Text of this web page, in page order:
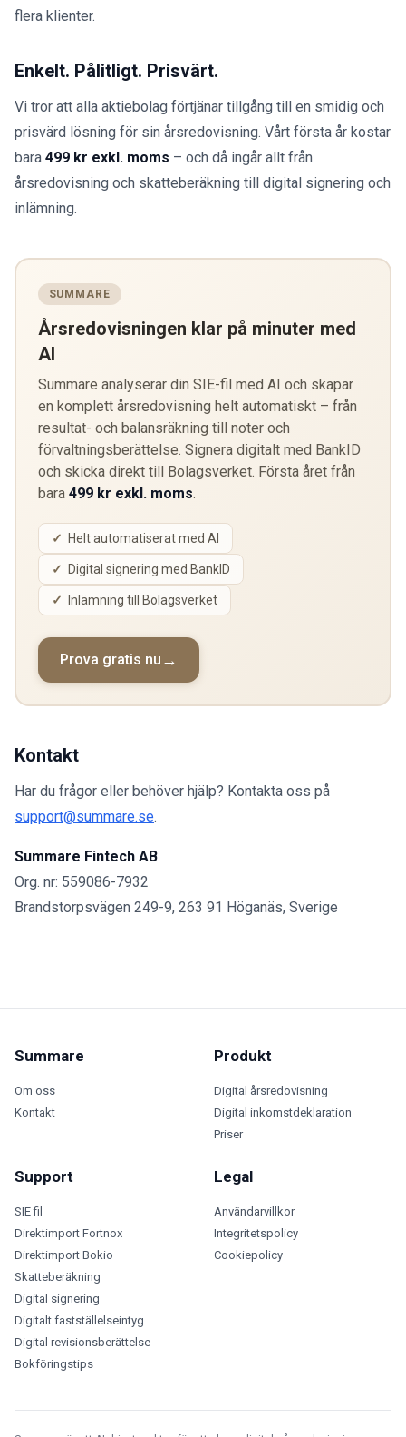
flera klienter.
Enkelt. Pålitligt. Prisvärt.
Vi tror att alla aktiebolag förtjänar tillgång till en smidig och
prisvärd lösning för sin årsredovisning. Vårt första år kostar
bara 499 kr exkl. moms – och då ingår allt från
årsredovisning och skatteberäkning till digital signering och
inlämning.
SUMMARE
Årsredovisningen klar på minuter med
AI
Summare analyserar din SIE-fil med AI och skapar
en komplett årsredovisning helt automatiskt – från
resultat- och balansräkning till noter och
förvaltningsberättelse. Signera digitalt med BankID
och skicka direkt till Bolagsverket. Första året från
bara 499 kr exkl. moms.
Helt automatiserat med AI
Digital signering med BankID
Inlämning till Bolagsverket
Prova gratis nu
Kontakt
Har du frågor eller behöver hjälp? Kontakta oss på
support@summare.se.
Summare Fintech AB
Org. nr: 559086-7932
Brandstorpsvägen 249-9, 263 91 Höganäs, Sverige
Summare
Om oss
Kontakt
Produkt
Digital årsredovisning
Digital inkomstdeklaration
Priser
Support
SIE fil
Direktimport Fortnox
Direktimport Bokio
Skatteberäkning
Digital signering
Digitalt fastställelseintyg
Digital revisionsberättelse
Bokföringstips
Legal
Användarvillkor
Integritetspolicy
Cookiepolicy